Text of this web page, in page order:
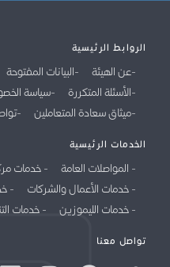
الروابط الرئيسية
عن الهيئة البيانات المفتوحة
الأسئلة المتكررة
سياسة
ميثاق سعادة المتعاملين
الخدمات الرئيسية
المواصلات العامة
خدمات
خدمات الأعمال والشركات
خدمات الليموزين
خدمات
تواصل معنا